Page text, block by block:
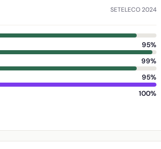
SETELECO 2024
95%
99%
95%
100%